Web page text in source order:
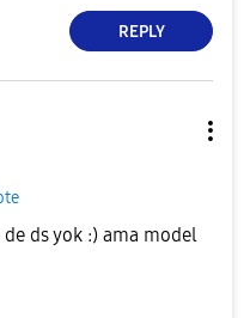
REPLY
ds yok :) ama model